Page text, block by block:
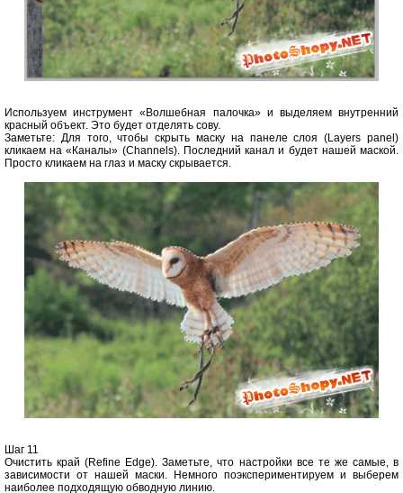
Используем инструмент «Волшебная палочка» и выделяем внутренний
красный объект. Это будет отделять сову.
Заметьте: Для того, чтобы скрыть маску на панеле слоя (Layers panel)
кликаем на «Каналы» (Channels). Последний канал и будет нашей маской.
Просто кликаем на глаз и маску скрывается.
Шаг 11
Очистить край (Refine Edge). Заметьте, что настройки все те же самые, в
зависимости от нашей маски. Немного поэкспериментируем и выберем
наиболее подходящую обводную линию.